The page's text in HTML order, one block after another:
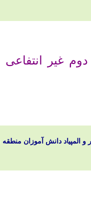
غیر انتفاعی
دانش آموزان منطقه ۱۱ تهران